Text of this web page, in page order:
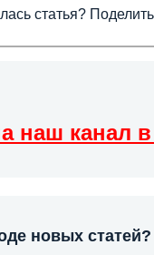
статья?
наш канал
новых